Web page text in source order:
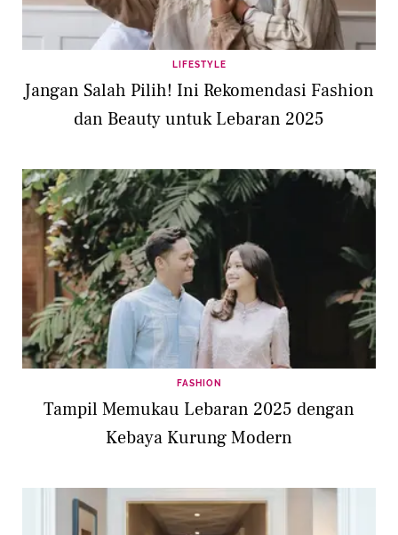
LIFESTYLE
Jangan Salah Pilih! Ini Rekomendasi Fashion
dan Beauty untuk Lebaran 2025
FASHION
Tampil Memukau Lebaran 2025 dengan
Kebaya Kurung Modern